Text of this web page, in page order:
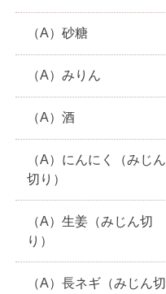
（A）砂糖
（A）みりん
（A）酒
（A）にんにく（みじん
切り）
（A）生姜（みじん切
り）
（A）長ネギ（みじん切